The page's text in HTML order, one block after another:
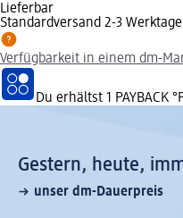
Lieferbar
Standardversand 2-3 Werktage
Verfügbarkeit in einem dm-
Du erhältst 1 PAYBACK
Gestern, heute,
unser dm-Dauerpreis